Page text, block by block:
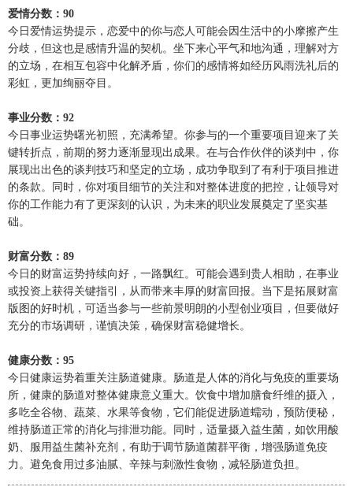
爱情分数：90
今日爱情运势提示，恋爱中的你与恋人可能会因生活中的小摩擦产生
分歧，但这也是感情升温的契机。坐下来心平气和地沟通，理解对方
的立场，在相互包容中化解矛盾，你们的感情将如经历风雨洗礼后的
彩虹，更加绚丽夺目。
事业分数：92
今日事业运势曙光初照，充满希望。你参与的一个重要项目迎来了关
键转折点，前期的努力逐渐显现出成果。在与合作伙伴的谈判中，你
展现出出色的谈判技巧和坚定的立场，成功争取到了有利于项目推进
的条款。同时，你对项目细节的关注和对整体进度的把控，让领导对
你的工作能力有了更深刻的认识，为未来的职业发展奠定了坚实基
础。
财富分数：89
今日的财富运势持续向好，一路飘红。可能会遇到贵人相助，在事业
或投资上获得关键指引，从而带来丰厚的财富回报。当下是拓展财富
版图的好时机，可适当参与一些前景明朗的小型创业项目，但要做好
充分的市场调研，谨慎决策，确保财富稳健增长。
健康分数：95
今日健康运势着重关注肠道健康。肠道是人体的消化与免疫的重要场
所，健康的肠道对整体健康意义重大。饮食中增加膳食纤维的摄入，
多吃全谷物、蔬菜、水果等食物，它们能促进肠道蠕动，预防便秘，
维持肠道正常的消化与排泄功能。同时，适量摄入益生菌，如饮用酸
奶、服用益生菌补充剂，有助于调节肠道菌群平衡，增强肠道免疫
力。避免食用过多油腻、辛辣与刺激性食物，减轻肠道负担。